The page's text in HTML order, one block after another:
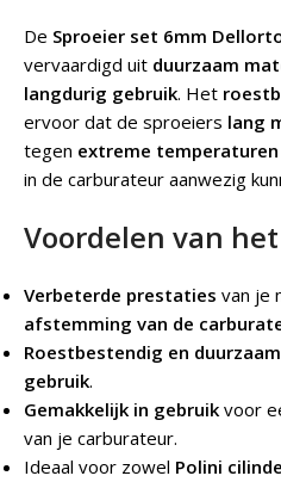
De Sproeier set 6mm
vervaardigd uit duurzaam
langdurig gebruik. Het
ervoor dat de sproeiers lang
tegen extreme temperaturen
in de carburateur aanwezig
Voordelen van
Verbeterde prestaties van je
afstemming van de
Roestbestendig en
gebruik.
Gemakkelijk in gebruik voor
van je carburateur.
Ideaal voor zowel Polini